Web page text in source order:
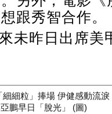
跟秀智合作。
未昨日出席美
細粒」捧場 伊健感動流淚
鵬早日「脫光」 (圖)